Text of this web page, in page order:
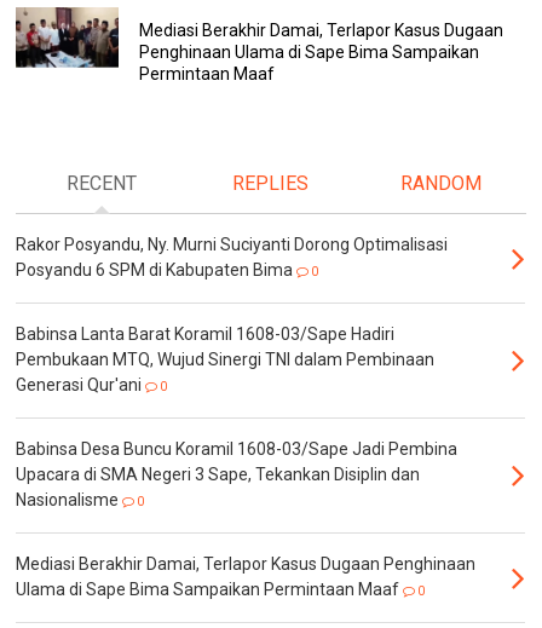
Mediasi Berakhir Damai, Terlapor Kasus Dugaan
Penghinaan Ulama di Sape Bima Sampaikan
Permintaan Maaf
RECENT REPLIES RANDOM
Rakor Posyandu, Ny. Murni Suciyanti Dorong Optimalisasi
Posyandu 6 SPM di Kabupaten Bima
0
Babinsa Lanta Barat Koramil 1608-03/Sape Hadiri
Pembukaan MTQ, Wujud Sinergi TNI dalam Pembinaan
Generasi Qur'ani
0
Babinsa Desa Buncu Koramil 1608-03/Sape Jadi Pembina
Upacara di SMA Negeri 3 Sape, Tekankan Disiplin dan
Nasionalisme
0
Mediasi Berakhir Damai, Terlapor Kasus Dugaan Penghinaan
Ulama di Sape Bima Sampaikan Permintaan Maaf
0